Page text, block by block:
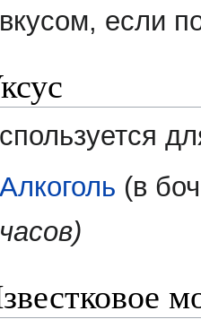
вкусом, если
Алкоголь (в
часов)